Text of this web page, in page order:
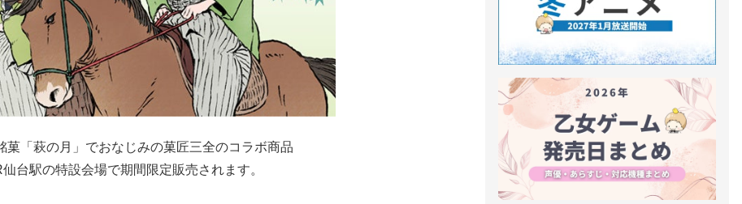
菓「萩の月」でおなじみの菓匠三全のコラボ商品
台駅の特設会場で期間限定販売されます。